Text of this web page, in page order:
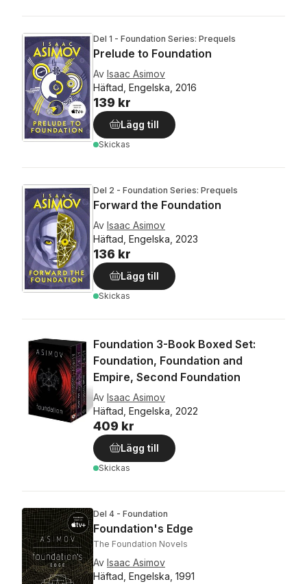
Del 1 - Foundation Series: Prequels
Prelude to Foundation
Av Isaac Asimov
Häftad, Engelska, 2016
139 kr
Lägg till
Skickas
Del 2 - Foundation Series: Prequels
Forward the Foundation
Av Isaac Asimov
Häftad, Engelska, 2023
136 kr
Lägg till
Skickas
Foundation 3-Book Boxed Set:
Foundation, Foundation and
Empire, Second Foundation
Av Isaac Asimov
Häftad, Engelska, 2022
409 kr
Lägg till
Skickas
Del 4 - Foundation
Foundation's Edge
The Foundation Novels
Av Isaac Asimov
Häftad, Engelska, 1991